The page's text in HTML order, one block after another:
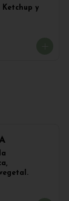
Ketchup y